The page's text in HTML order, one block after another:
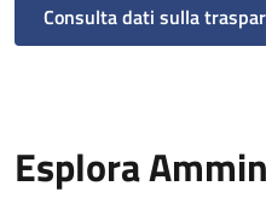
Consulta dati sulla
Esplora